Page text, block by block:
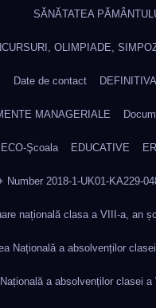
SĂNĂTATEA
OLIMPIADE,
Date de contact
MANAGERIALE
ECO-Şcoala EDUCATIVE
Number 2018-1-UK01-KA229-
națională clasa a VIII-a, an
Națională a absolvenților
a absolvenților clasei